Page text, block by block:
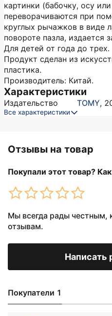
картинки (бабочку, осу
переворачиваются при
круглых рычажков в виде
повороте пазла, издается
Для детей от года до трех.
Продукт сделан из
пластика.
Производитель: Китай.
Характеристики
Издательство TOMY,
Все характеристики
Отзывы на товар
Покупали этот товар?
Мы всегда рады честным,
отзывам.
Написать
Покупатели 1